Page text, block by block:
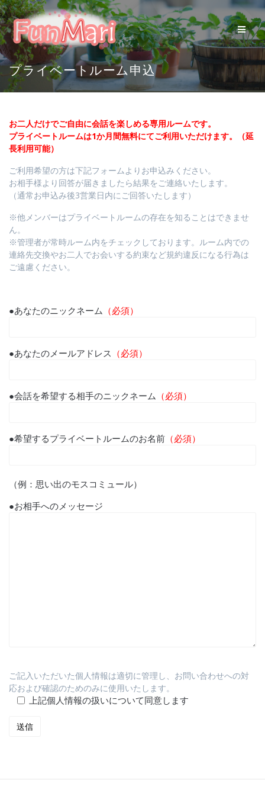
コ
ン
テ
ン
ツ
へ
キ
プライベートルーム申込
お二人だけでご自由に会話を楽しめる専用ルームです。
プライベートルームは1か月間無料にてご利用いただけます。（延
長利用可能）
ご利用希望の方は下記フォームよりお申込みください。
お相手様より回答が届きましたら結果をご連絡いたします。
（通常お申込み後3営業日内にご回答いたします）
※他メンバーはプライベートルームの存在を知ることはできませ
ん。
※管理者が常時ルーム内をチェックしております。ルーム内での
連絡先交換やお二人でお会いする約束など規約違反になる行為は
ご遠慮ください。
●あなたのニックネーム （必須）
●あなたのメールアドレス （必須）
●会話を希望する相手のニックネーム （必須）
●希望するプライベートルームのお名前 （必須）
（例：思い出のモスコミュール）
●お相手へのメッセージ
ご記入いただいた個人情報は適切に管理し、お問い合わせへの対
応および確認のためのみに使用いたします。
上記個人情報の扱いについて同意します